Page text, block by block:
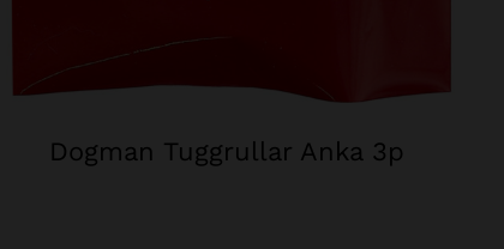
Dogman Tuggrullar Anka 3p